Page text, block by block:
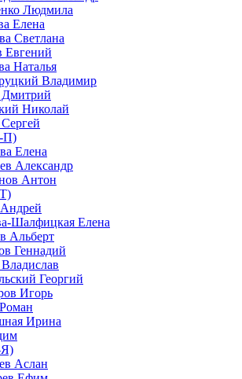
Людмила
Елена
Светлана
Евгений
Наталья
Владимир
Дмитрий
Николай
П)
Елена
Александр
Антон
Шалфицкая Елена
Альберт
Геннадий
Георгий
Игорь
Ирина
Я)
Аслан